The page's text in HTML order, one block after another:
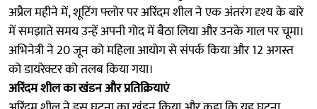
अप्रैल महीने में, शूटिंग फ्लोर पर अरिंदम शील ने एक अंतरंग दृश्य के बारे
में समझाते समय उन्हें अपनी गोद में बैठा लिया और उनके गाल पर चूमा।
अभिनेत्री ने 20 जून को महिला आयोग से संपर्क किया और 12 अगस्त
को डायरेक्टर को तलब किया गया।
अरिंदम शील का खंडन और प्रतिक्रियाएं